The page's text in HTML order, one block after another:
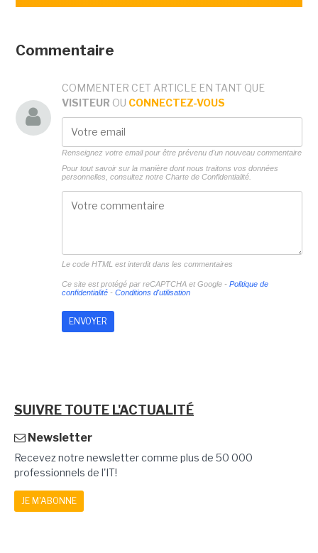
Commentaire
COMMENTER CET ARTICLE EN TANT QUE
VISITEUR OU CONNECTEZ-VOUS
Renseignez votre email pour être prévenu d'un nouveau commentaire
Pour tout savoir sur la manière dont nous traitons vos données
personnelles, consultez notre Charte de Confidentialité.
Le code HTML est interdit dans les commentaires
Ce site est protégé par reCAPTCHA et Google - Politique de
confidentialité- Conditions d'utilisation
SUIVRE TOUTE L'ACTUALITÉ
Newsletter
Recevez notre newsletter comme plus de 50 000
professionnels de l'IT!
JE M'ABONNE